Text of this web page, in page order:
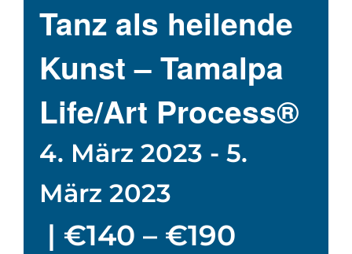
Tanz als heilende
Kunst – Tamalpa
Life/Art Process®
4. März 2023 - 5.
März 2023
| €140 – €190